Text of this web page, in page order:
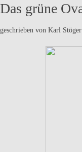
Das grüne
geschrieben von Karl Stöger